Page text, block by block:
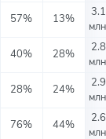
57% 13%
3.1
40% 28%
2.8
28% 24%
2.9
76% 44%
2.6